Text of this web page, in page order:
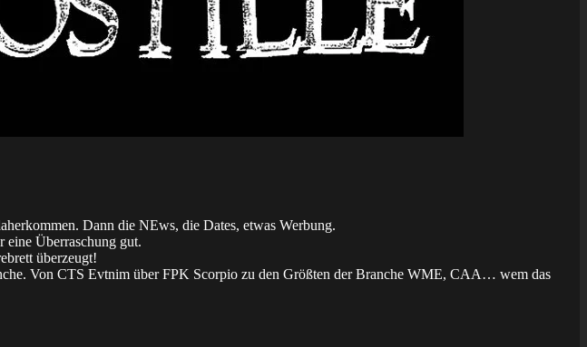
Dann die NEws, die Dates, etwas Werbung.
eine Überraschung gut.
überzeugt!
Von CTS Evtnim über FPK Scorpio zu den Größten der Branche WME, CAA… wem das